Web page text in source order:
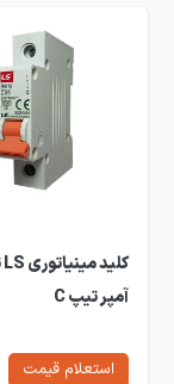
آمپر تیپ C
استعلام قیمت